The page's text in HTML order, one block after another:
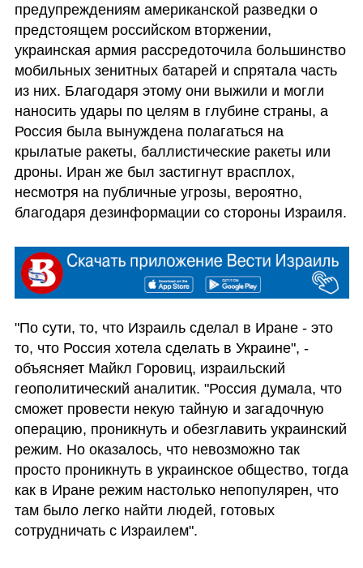
предупреждениям американской разведки о
предстоящем российском вторжении,
украинская армия рассредоточила большинство
мобильных зенитных батарей и спрятала часть
из них. Благодаря этому они выжили и могли
наносить удары по целям в глубине страны, а
Россия была вынуждена полагаться на
крылатые ракеты, баллистические ракеты или
дроны. Иран же был застигнут врасплох,
несмотря на публичные угрозы, вероятно,
благодаря дезинформации со стороны Израиля.
"По сути, то, что Израиль сделал в Иране - это
то, что Россия хотела сделать в Украине", -
объясняет Майкл Горовиц, израильский
геополитический аналитик. "Россия думала, что
сможет провести некую тайную и загадочную
операцию, проникнуть и обезглавить украинский
режим. Но оказалось, что невозможно так
просто проникнуть в украинское общество, тогда
как в Иране режим настолько непопулярен, что
там было легко найти людей, готовых
сотрудничать с Израилем".